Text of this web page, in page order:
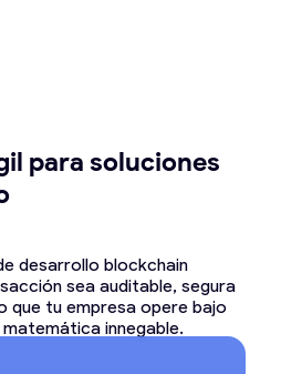
para soluciones
desarrollo blockchain
sea auditable, segura
que tu empresa opere bajo
innegable.